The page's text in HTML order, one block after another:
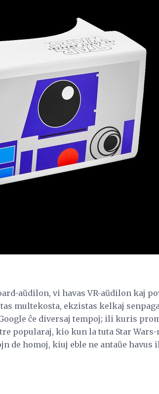
aŭdilon, vi havas VR-aŭdilon kaj
multekosta, ekzistas kelkaj
ĉe diversaj tempoj; ili kuris
popularaj, kio kun la tuta Star Wars-
de homoj, kiuj eble ne antaŭe havus